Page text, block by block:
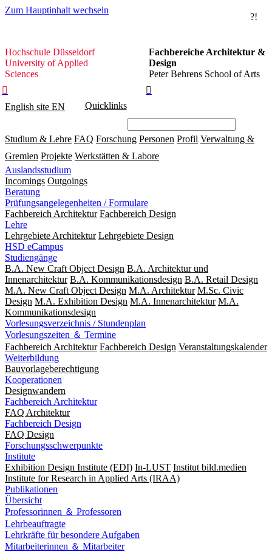
Zum Hauptinhalt wechseln
?!
Hochschule
Düsseldorf
Hochschule Düsseldorf
University of Applied
Sciences
Fachbereiche Architektur &
Design
Peter Behrens School of Arts


English site EN Quicklinks
Studium & Lehre FAQ Forschung Personen Profil Verwaltung &
Gremien Projekte Werkstätten & Labore
Auslandsstudium
Incomings Outgoings
Beratung
Prüfungsangelegenheiten / Formulare
Fachbereich Architektur Fachbereich Design
Lehre
Lehrgebiete Architektur Lehrgebiete Design
HSD eCampus
Studiengänge
B.A. New Craft Object Design B.A. Architektur und
Innenarchitektur B.A. Kommunikationsdesign B.A. Retail Design
M.A. New Craft Object Design M.A. Architektur M.Sc. Civic
Design M.A. Exhibition Design M.A. Innenarchitektur M.A.
Kommunikationsdesign
Vorlesungsverzeichnis / Stundenplan
Vorlesungszeiten ＆ Termine
Fachbereich Architektur Fachbereich Design Veranstaltungskalender
Weiterbildung
Bauvorlageberechtigung
Kooperationen
Designwandern
Fachbereich Architektur
FAQ Architektur
Fachbereich Design
FAQ Design
Forschungsschwerpunkte
Institute
Exhibition Design Institute (EDI) In-LUST Institut bild.medien
Institute for Research in Applied Arts (IRAA)
Publikationen
Übersicht
Professorinnen ＆ Professoren
Lehrbeauftragte
Lehrkräfte für besondere Aufgaben
Mitarbeiterinnen ＆ Mitarbeiter